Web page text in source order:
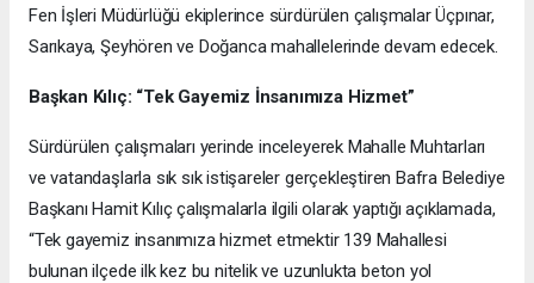
Fen İşleri Müdürlüğü ekiplerince sürdürülen çalışmalar Üçpınar,
Sarıkaya, Şeyhören ve Doğanca mahallelerinde devam edecek.
Başkan Kılıç: “Tek Gayemiz İnsanımıza Hizmet”
Sürdürülen çalışmaları yerinde inceleyerek Mahalle Muhtarları
ve vatandaşlarla sık sık istişareler gerçekleştiren Bafra Belediye
Başkanı Hamit Kılıç çalışmalarla ilgili olarak yaptığı açıklamada,
“Tek gayemiz insanımıza hizmet etmektir 139 Mahallesi
bulunan ilçede ilk kez bu nitelik ve uzunlukta beton yol